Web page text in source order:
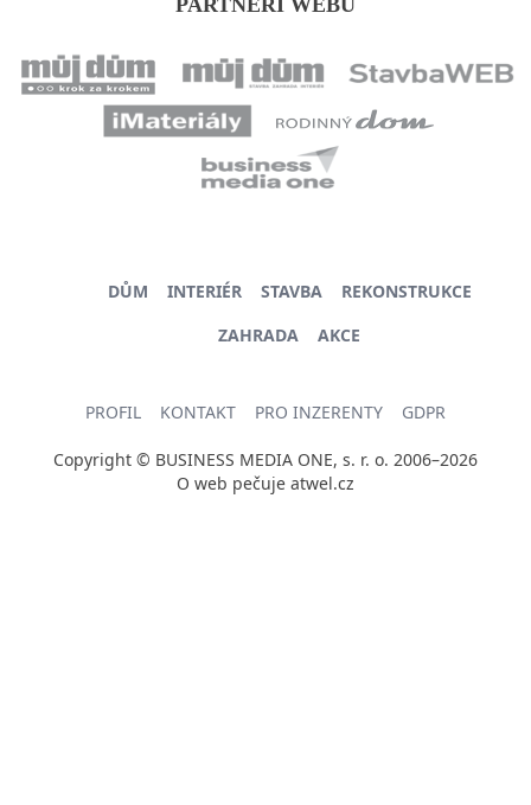
PARTNEŘI WEBU
DŮM INTERIÉR STAVBA
REKONSTRUKCE
ZAHRADA
AKCE
PROFIL KONTAKT PRO INZERENTY GDPR
Copyright © BUSINESS MEDIA ONE, s. r. o. 2006–2026